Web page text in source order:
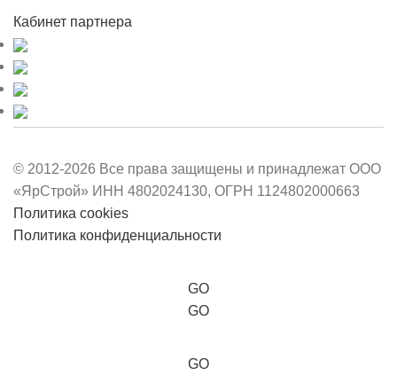
Кабинет партнера
© 2012-2026 Все права защищены и принадлежат ООО
«ЯрСтрой» ИНН 4802024130, ОГРН 1124802000663
Политика cookies
Политика конфиденциальности
GO
GO
GO